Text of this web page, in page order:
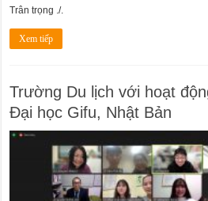
Trân trọng ./.
Xem tiếp
Trường Du lịch với hoạt
Đại học Gifu, Nhật Bản